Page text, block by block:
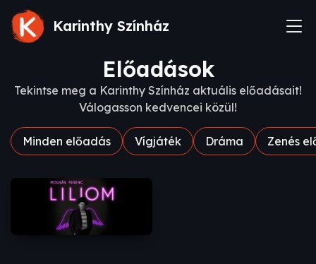
Karinthy Színház
Előadások
Tekintse meg a Karinthy Színház aktuális előadásait!
Válogasson kedvencei közül!
Minden előadás Vígjáték Dráma Zenés